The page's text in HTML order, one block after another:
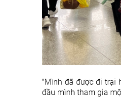
"Mình đã được đi trại
đầu mình tham gia